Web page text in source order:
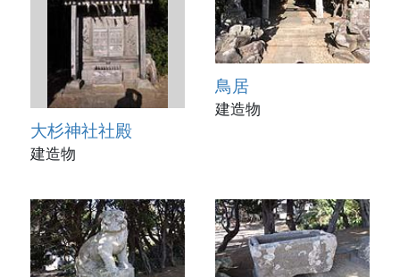
大杉神社社殿
建造物
鳥居
建造物